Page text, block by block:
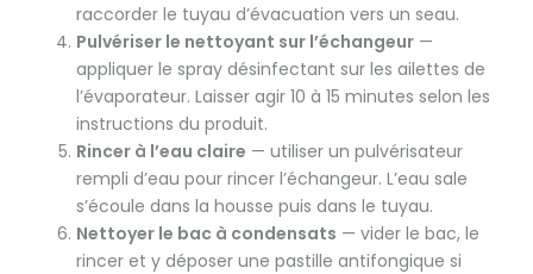
raccorder le tuyau d’évacuation vers un seau.
Pulvériser le nettoyant sur l’échangeur—
appliquer le spray désinfectant sur les ailettes de
l’évaporateur. Laisser agir 10 à 15 minutes selon les
instructions du produit.
Rincer à l’eau claire — utiliser un pulvérisateur
rempli d’eau pour rincer l’échangeur. L’eau sale
s’écoule dans la housse puis dans le tuyau.
Nettoyer le bac à condensats — vider le bac, le
rincer et y déposer une pastille antifongique si